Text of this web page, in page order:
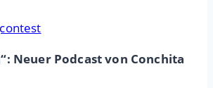
Neuer Podcast von Conchita